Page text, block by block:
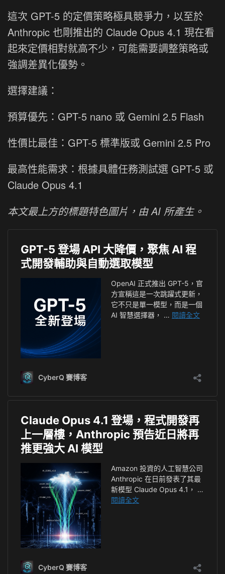
這次 GPT-5 的定價策略極具競爭力，以至於
Anthropic 也剛推出的 Claude Opus 4.1 現在看
起來定價相對就高不少，可能需要調整策略或
強調差異化優勢。
選擇建議：
預算優先：GPT-5 nano 或 Gemini 2.5 Flash
性價比最佳：GPT-5 標準版或 Gemini 2.5 Pro
最高性能需求：根據具體任務測試選 GPT-5 或
Claude Opus 4.1
本文最上方的標題特色圖片，由 AI 所產生。